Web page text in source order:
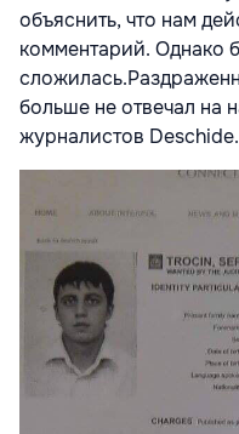
объяснить, что нам
комментарий. Однако
больше не отвечал на
журналистов